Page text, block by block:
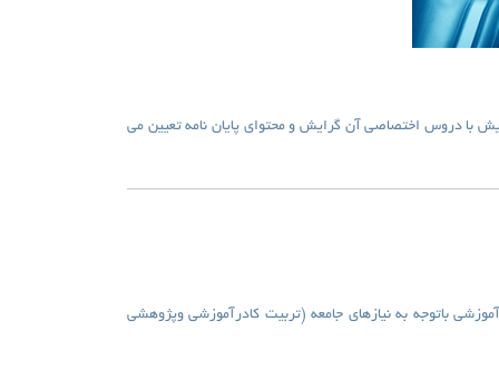
دروس اختصاصی آن گرایش و محتوای پایان نامه تعیین می
باتوجه به نیازهای جامعه (تربیت کادرآموزشی وپژوهشی